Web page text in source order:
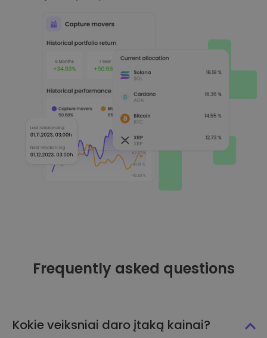
Frequently asked questions
Kokie veiksniai daro įtaką kainai?